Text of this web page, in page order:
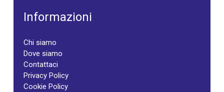
Informazioni
Chi siamo
Dove siamo
Contattaci
Privacy Policy
Cookie Policy